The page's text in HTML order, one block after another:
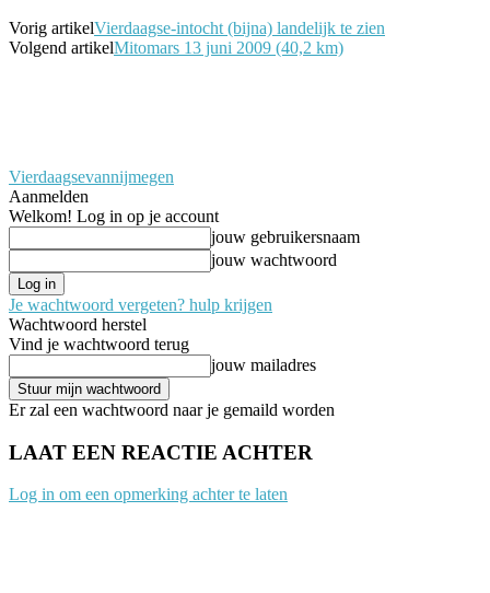
Vorig artikelVierdaagse-intocht (bijna) landelijk te zien
Volgend artikelMitomars 13 juni 2009 (40,2 km)
Vierdaagsevannijmegen
Aanmelden
Welkom! Log in op je account
jouw gebruikersnaam
jouw wachtwoord
Je wachtwoord vergeten? hulp krijgen
Wachtwoord herstel
Vind je wachtwoord terug
jouw mailadres
Er zal een wachtwoord naar je gemaild worden
LAAT EEN REACTIE ACHTER
Log in om een opmerking achter te laten